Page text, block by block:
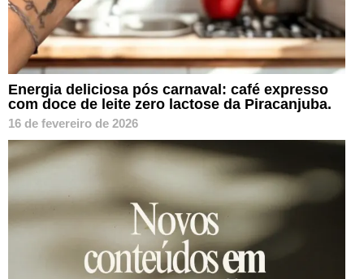
Energia deliciosa pós carnaval: café expresso
com doce de leite zero lactose da Piracanjuba.
16 de fevereiro de 2026